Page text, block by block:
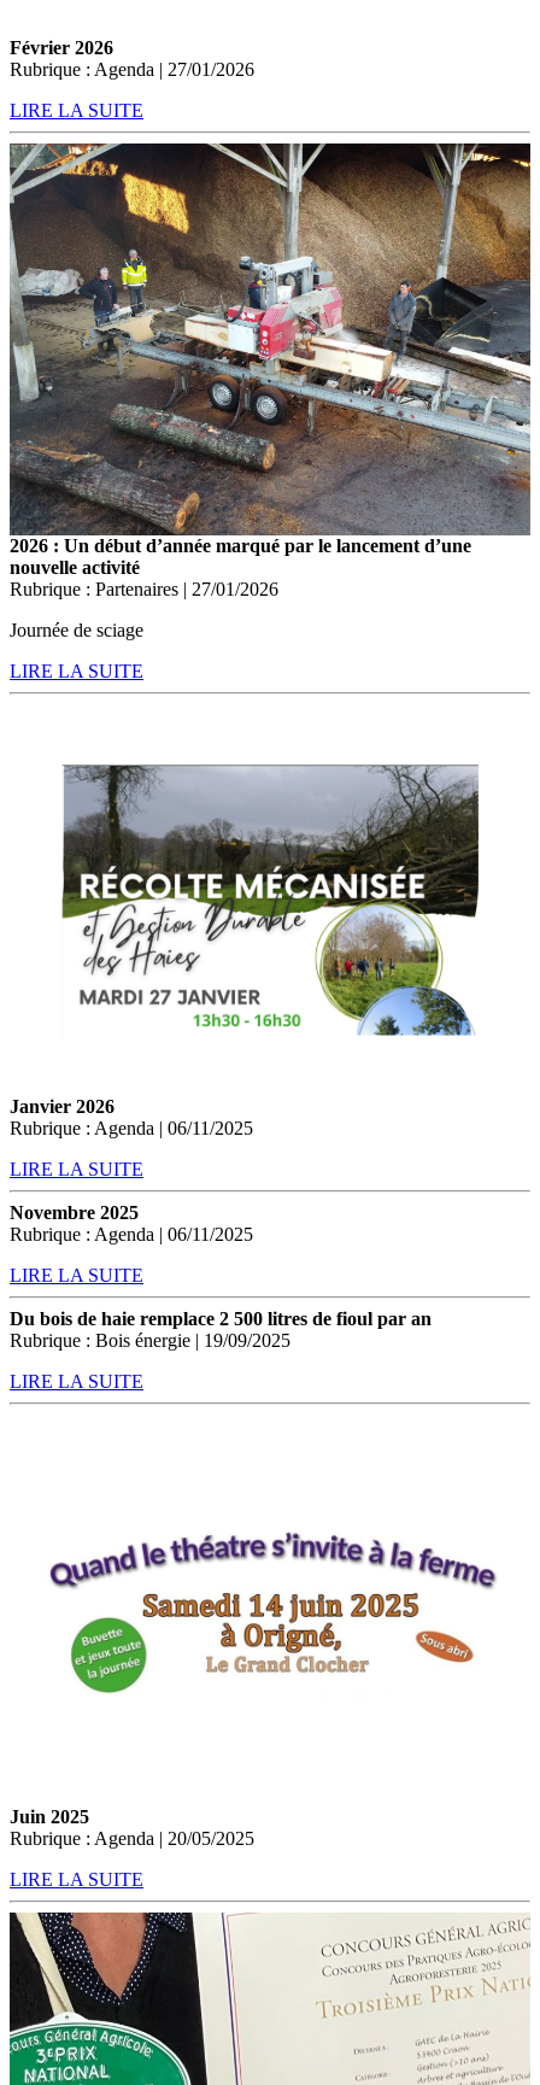
Février 2026
Rubrique : Agenda | 27/01/2026
LIRE LA SUITE
2026 : Un début d’année marqué par le lancement d’une
nouvelle activité
Rubrique : Partenaires | 27/01/2026
Journée de sciage
LIRE LA SUITE
Janvier 2026
Rubrique : Agenda | 06/11/2025
LIRE LA SUITE
Novembre 2025
Rubrique : Agenda | 06/11/2025
LIRE LA SUITE
Du bois de haie remplace 2 500 litres de fioul par an
Rubrique : Bois énergie | 19/09/2025
LIRE LA SUITE
Juin 2025
Rubrique : Agenda | 20/05/2025
LIRE LA SUITE